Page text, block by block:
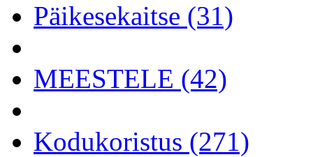
Päikesekaitse (31)
MEESTELE (42)
Kodukoristus (271)